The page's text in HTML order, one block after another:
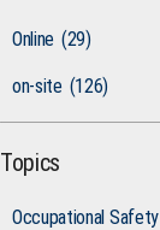
Online (29)
on-site (126)
Topics
Occupational Safety